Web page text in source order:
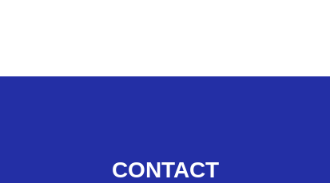
KS2-10L/1 FICHE BLANC 2MM 24.0043-29
CONTACT